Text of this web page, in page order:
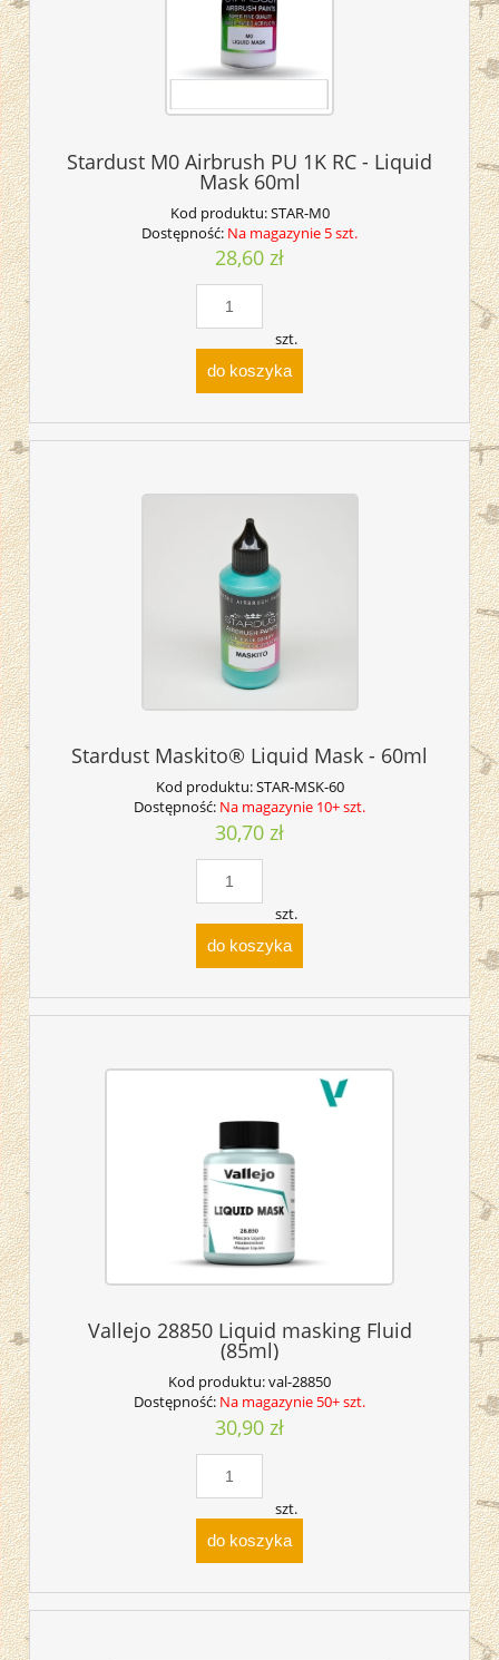
Stardust M0 Airbrush PU 1K RC - Liquid
Mask 60ml
Kod produktu:STAR-M0
Dostępność: Na magazynie 5 szt.
28,60 zł
szt.
do koszyka
Stardust Maskito® Liquid Mask - 60ml
Kod produktu:STAR-MSK-60
Dostępność: Na magazynie 10+ szt.
30,70 zł
szt.
do koszyka
Vallejo 28850 Liquid masking Fluid
(85ml)
Kod produktu:val-28850
Dostępność: Na magazynie 50+ szt.
30,90 zł
szt.
do koszyka